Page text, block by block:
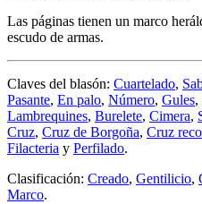
Las páginas tienen un marco
escudo de armas.
Claves del blasón: Cuartelado,
Pasante, En palo, Número, Gules,
Lambrequines, Burelete, Cimera,
Cruz, Cruz de Borgoña, Cruz
Filacteria y Perfilado.
Clasificación: Creado, Gentilicio,
Marco.